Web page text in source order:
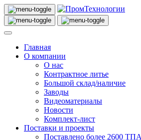
Главная
О компании
О нас
Контрактное литье
Большой склад/наличие
Заводы
Видеоматериалы
Новости
Комплект-лист
Поставки и проекты
Поставлено более 2600 ТПА